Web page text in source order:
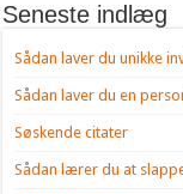
Seneste indlæg
Sådan laver du unikke
Sådan laver du en
Søskende citater
Sådan lærer du at